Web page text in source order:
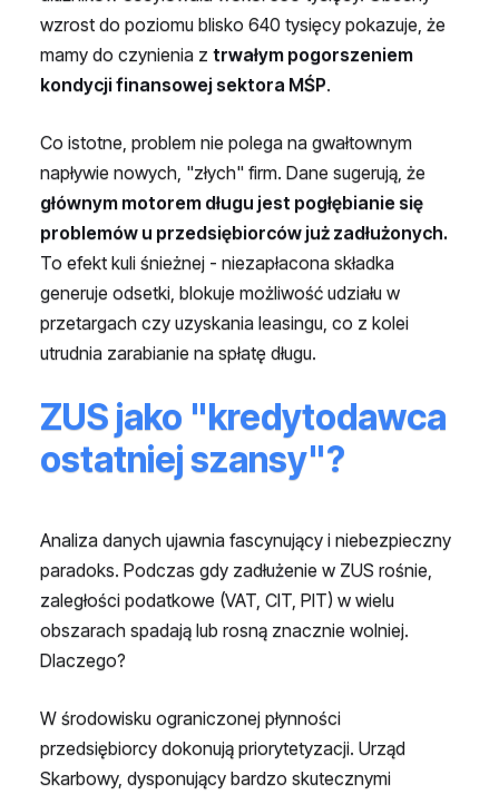
wzrost do poziomu blisko 640 tysięcy pokazuje, że
mamy do czynienia z trwałym pogorszeniem
kondycji finansowej sektora MŚP.
Co istotne, problem nie polega na gwałtownym
napływie nowych, "złych" firm. Dane sugerują, że
głównym motorem długu jest pogłębianie się
problemów u przedsiębiorców już zadłużonych.
To efekt kuli śnieżnej - niezapłacona składka
generuje odsetki, blokuje możliwość udziału w
przetargach czy uzyskania leasingu, co z kolei
utrudnia zarabianie na spłatę długu.
ZUS jako "kredytodawca
ostatniej szansy"?
Analiza danych ujawnia fascynujący i niebezpieczny
paradoks. Podczas gdy zadłużenie w ZUS rośnie,
zaległości podatkowe (VAT, CIT, PIT) w wielu
obszarach spadają lub rosną znacznie wolniej.
Dlaczego?
W środowisku ograniczonej płynności
przedsiębiorcy dokonują priorytetyzacji. Urząd
Skarbowy, dysponujący bardzo skutecznymi